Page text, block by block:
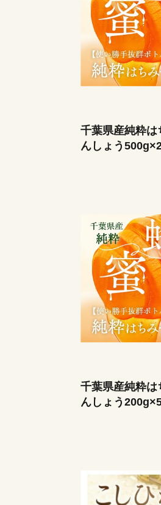
千葉県産純粋
んしょう
ツ 蜂蜜 はちみ
り スイーツ 料
千葉県産純粋
んしょう
ツ 蜂蜜 はちみ
り スイーツ 料